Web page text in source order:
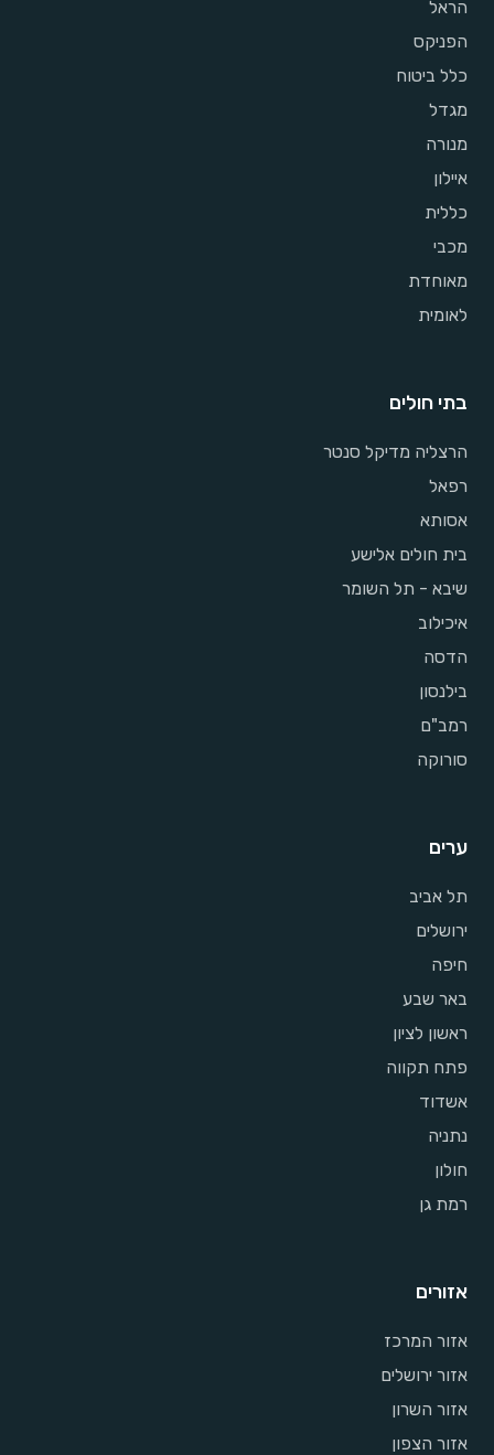
הראל
הפניקס
כלל ביטוח
מגדל
מנורה
איילון
כללית
מכבי
מאוחדת
לאומית
בתי חולים
הרצליה מדיקל סנטר
רפאל
אסותא
בית חולים אלישע
שיבא - תל השומר
איכילוב
הדסה
בילנסון
רמב"ם
סורוקה
ערים
תל אביב
ירושלים
חיפה
באר שבע
ראשון לציון
פתח תקווה
אשדוד
נתניה
חולון
רמת גן
אזורים
אזור המרכז
אזור ירושלים
אזור השרון
אזור הצפון